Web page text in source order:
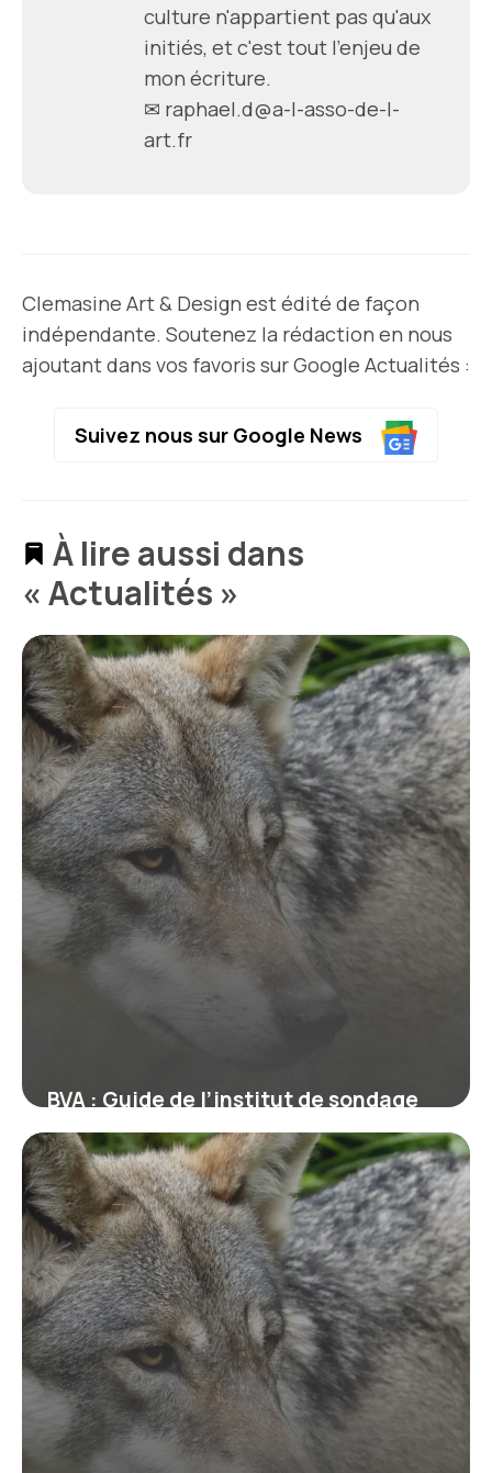
culture n'appartient pas qu'aux
initiés, et c'est tout l'enjeu de
mon écriture.
✉ raphael.d@a-l-asso-de-l-
art.fr
Clemasine Art & Design est édité de façon
indépendante. Soutenez la rédaction en nous
ajoutant dans vos favoris sur Google Actualités :
Suivez nous sur Google News
À lire aussi dans
« Actualités »
BVA : Guide de l’institut de sondage
français
10 juillet 2026